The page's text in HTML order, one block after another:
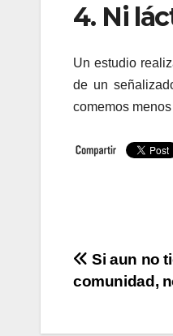
4. Ni
Un estudio
de un
comemos
Si aun no
comunidad,